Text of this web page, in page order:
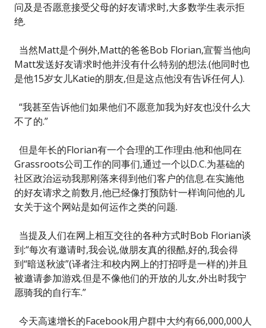
问及是否愿意接受父母的好友请求时,大多数学生表示拒
绝.
当然Matt是个例外,Matt的爸爸Bob Florian,宣誓当他向
Matt发送好友请求时他并没有什么特别的想法.(他同时也
是他15岁女儿Katie的朋友,但是这点他没有告诉任何人).
“我甚至告诉他们如果他们不愿意加我为好友也没什么大
不了的.”
但是年长的Florian有一个合理的工作理由.他和他同在
Grassroots公司工作的同事们,通过一个以D.C.为基础的
社区政治运动我那刚落来得到他们客户的信息.在实施他
的好友请求之前数月,他已经像打预防针一样询问他的儿
女关于这个网站是如何运作之类的问题.
当提及人们在网上相互交往的各种方式时Bob Florian谈
到:“每次有邀请时,我会说,做朋友真的很酷,好的,我会得
到“暗送秋波”(译者注:和校内网上的打招呼是一样的)并且
被邀请参加游戏.但是不像他们的开放的儿女,外出时我宁
愿骑我的自行车.”
今天高速增长的Facebook用户群中大约有66,000,000人